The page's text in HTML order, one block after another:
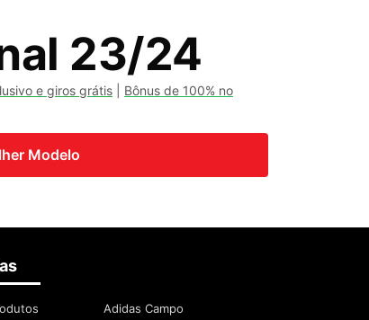
23/24
e giros grátis
Bônus de 100% no
Modelo
Adidas Campo